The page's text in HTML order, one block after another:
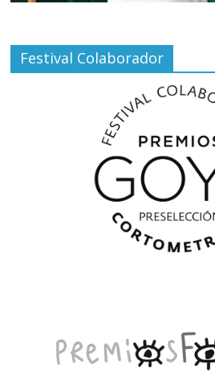
Festival Colaborador